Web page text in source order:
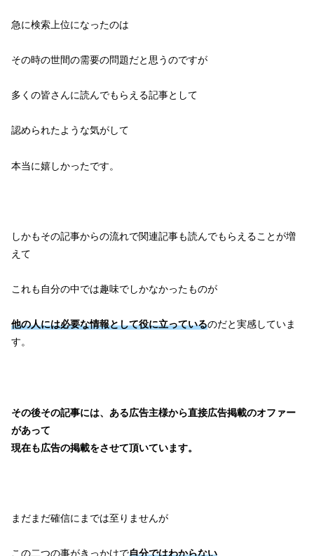
急に検索上位になったのは
その時の世間の需要の問題だと思うのですが
多くの皆さんに読んでもらえる記事として
認められたような気がして
本当に嬉しかったです。
しかもその記事からの流れで関連記事も読んでもらえることが増
えて
これも自分の中では趣味でしかなかったものが
他の人には必要な情報として役に立っているのだと実感していま
す。
その後その記事には、ある広告主様から直接広告掲載のオファー
があって
現在も広告の掲載をさせて頂いています。
まだまだ確信にまでは至りませんが
この二つの事がきっかけで自分ではわからない